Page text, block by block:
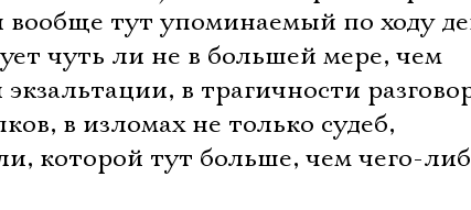
тут упоминаемый по ходу
чуть ли не в большей мере, чем
в трагичности
в изломах не только судеб,
которой тут больше, чем чего-